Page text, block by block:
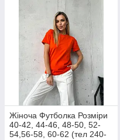
Жіноча Футболка Розміри
40-42, 44-46, 48-50, 52-
54,56-58, 60-62 (тел 240-